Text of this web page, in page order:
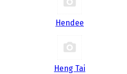
Hendee
Heng Tai